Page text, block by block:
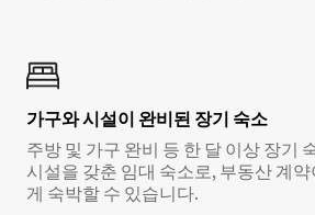
가구와 시설이 완비된 장기 숙소
주방 및 가구 완비 등 한 달 이상 장기
시설을 갖춘 임대 숙소로, 부동산 계
게 숙박할 수 있습니다.